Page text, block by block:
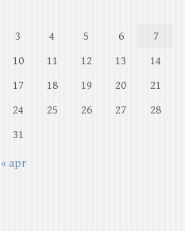
3
4 5 6 7
10
11 12 13 14
17
18 19 20 21
24
25 26 27 28
31
« apr